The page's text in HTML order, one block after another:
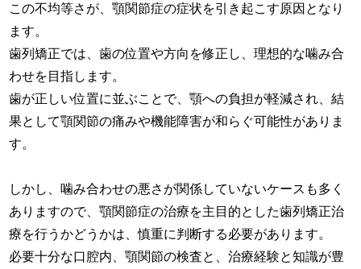
この不均等さが、顎関節症の症状を引き起こす原因となり
ます。
歯列矯正では、歯の位置や方向を修正し、理想的な噛み合
わせを目指します。
歯が正しい位置に並ぶことで、顎への負担が軽減され、結
果として顎関節の痛みや機能障害が和らぐ可能性がありま
す。
しかし、噛み合わせの悪さが関係していないケースも多く
ありますので、顎関節症の治療を主目的とした歯列矯正治
療を行うかどうかは、慎重に判断する必要があります。
必要十分な口腔内、顎関節の検査と、治療経験と知識が豊